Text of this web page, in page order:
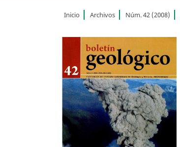
Inicio Archivos Núm. 42 (2008)